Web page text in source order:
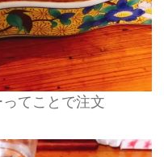
てことで注文